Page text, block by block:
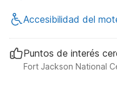
Accesibilidad del
Puntos de interés
Fort Jackson National